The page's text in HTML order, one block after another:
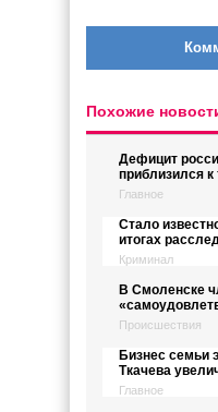
Похожие
Дефицит
приблизился
Главное
Стало
итогах
Криминал
В Смоленске
Происшествия
Бизнес семьи
Ткачева
Главное